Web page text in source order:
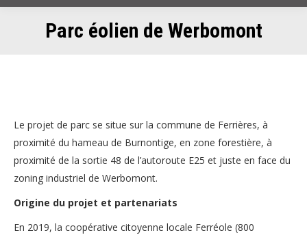
Parc éolien de Werbomont
Le projet de parc se situe sur la commune de Ferrières, à
proximité du hameau de Burnontige, en zone forestière, à
proximité de la sortie 48 de l’autoroute E25 et juste en face du
zoning industriel de Werbomont.
Origine du projet et partenariats
En 2019, la coopérative citoyenne locale Ferréole (800